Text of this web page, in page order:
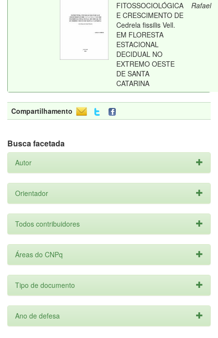
FITOSSOCIOLÓGICA
E CRESCIMENTO DE
Cedrela fissilis Vell.
EM FLORESTA
ESTACIONAL
DECIDUAL NO
EXTREMO OESTE
DE SANTA
CATARINA
Rafael
Compartilhamento
Busca facetada
Autor
Orientador
Todos contribuidores
Áreas do CNPq
Tipo de documento
Ano de defesa